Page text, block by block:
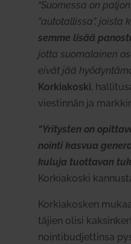
“Suo­messa on
”auto­tal­lissa”, joista
semme lisää
jotta suo­ma­lainen
eivät jää
Kor­kia­koski,
vies­tinnän ja
“Yri­tysten on
nointi kasvua
kuluja tuot­tavan
Kor­kia­koski
Kor­kia­kosken
täjien olisi
noin­ti­bud­jet­tinsa